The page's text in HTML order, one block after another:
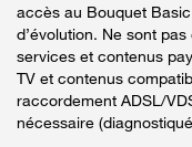
accès au Bouquet
d’évolution. Ne sont
services et contenus
TV et contenus
raccordement ADSL/
nécessaire